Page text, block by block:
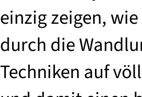
einzig zeigen,
durch die
Techniken auf